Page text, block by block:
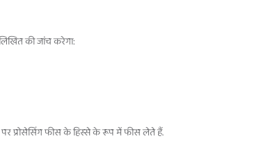
की जांच करेगा:
प्रोसेसिंग फीस के हिस्से के रूप में फीस लेते हैं.